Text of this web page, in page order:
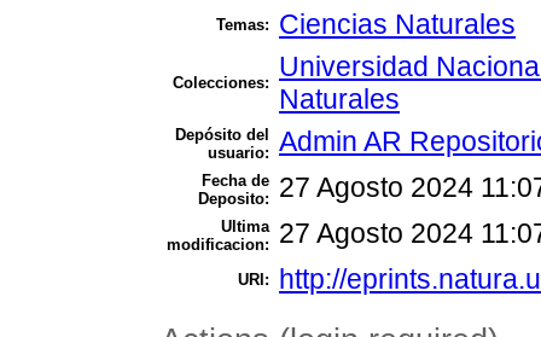
Temas: Ciencias Naturales
Colecciones:
Universidad
Naturales
Depósito del
usuario: Admin AR
Fecha de
Deposito:
27 Agosto 2024
Ultima
modificacion:
27 Agosto 2024
URI: http://